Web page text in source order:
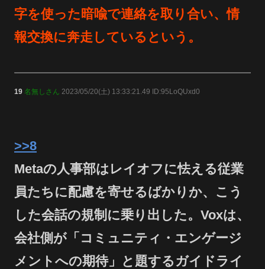
字を使った暗喩で連絡を取り合い、情
報交換に奔走しているという。
19 名無しさん 2023/05/20(土) 13:33:21.49 ID:95LoQUxd0
>>8
Metaの人事部はレイオフに怯える従業
員たちに配慮を寄せるばかりか、こう
した会話の規制に乗り出した。Voxは、
会社側が「コミュニティ・エンゲージ
メントへの期待」と題するガイドライ